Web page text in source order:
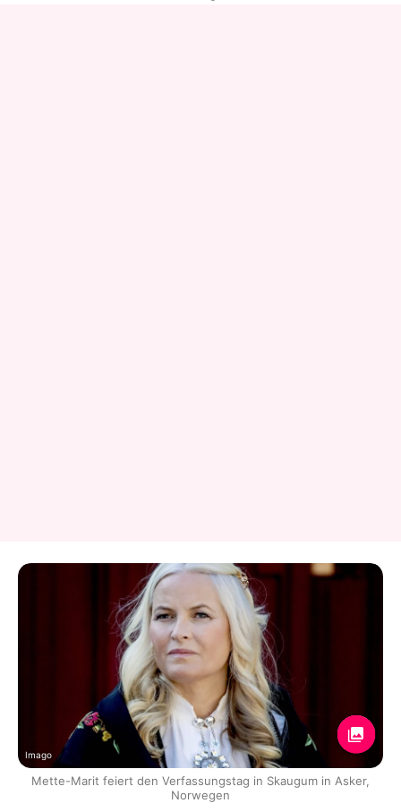
Imago
Mette-Marit feiert den Verfassungstag in Skaugum in Asker,
Norwegen